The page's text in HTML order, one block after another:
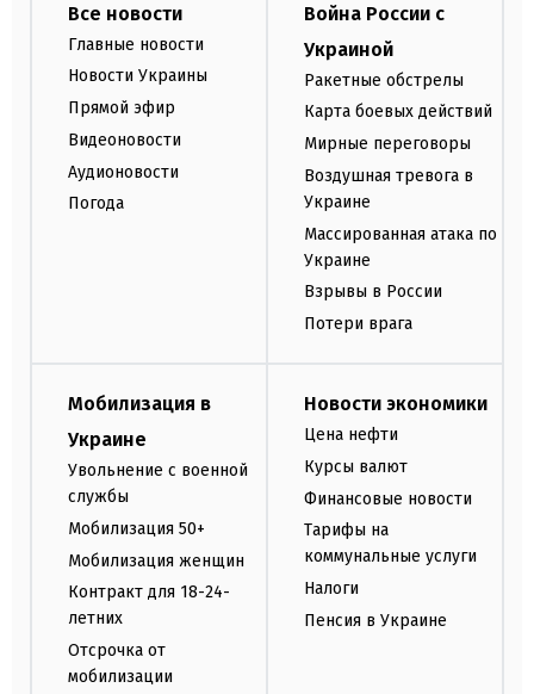
Все новости
Главные новости
Новости Украины
Прямой эфир
Видеоновости
Аудионовости
Погода
Война России с
Украиной
Ракетные обстрелы
Карта боевых действий
Мирные переговоры
Воздушная тревога в
Украине
Массированная атака по
Украине
Взрывы в России
Потери врага
Мобилизация в
Украине
Увольнение с военной
службы
Мобилизация 50+
Мобилизация женщин
Контракт для 18-24-
летних
Отсрочка от
мобилизации
Новости экономики
Цена нефти
Курсы валют
Финансовые новости
Тарифы на
коммунальные услуги
Налоги
Пенсия в Украине